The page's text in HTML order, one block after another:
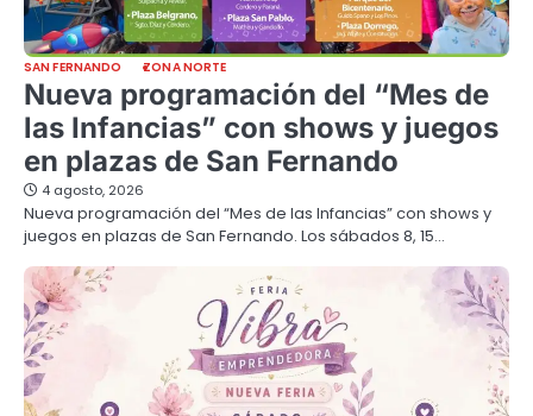
SAN FERNANDO ZONA NORTE
Nueva programación del “Mes de
las Infancias” con shows y juegos
en plazas de San Fernando
4 agosto, 2026
Nueva programación del “Mes de las Infancias” con shows y
juegos en plazas de San Fernando. Los sábados 8, 15…